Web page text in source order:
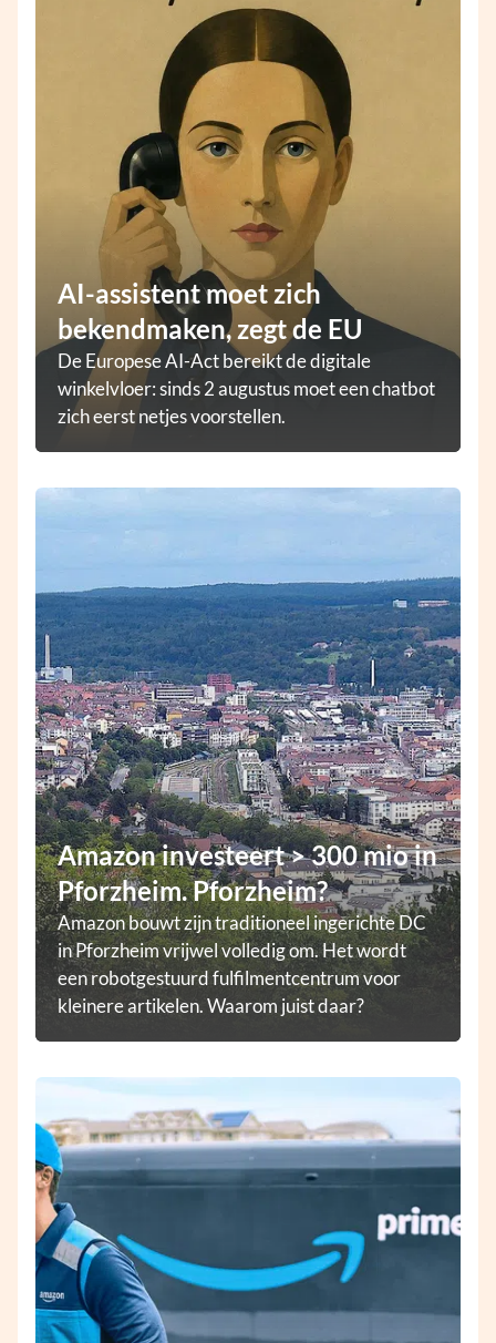
AI-assistent moet zich
bekendmaken, zegt de EU
De Europese AI-Act bereikt de digitale
winkelvloer: sinds 2 augustus moet een chatbot
zich eerst netjes voorstellen.
Amazon investeert > 300 mio in
Pforzheim. Pforzheim?
Amazon bouwt zijn traditioneel ingerichte DC
in Pforzheim vrijwel volledig om. Het wordt
een robotgestuurd fulfilmentcentrum voor
kleinere artikelen. Waarom juist daar?